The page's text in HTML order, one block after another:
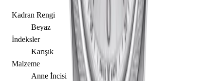
Kadran Rengi
Beyaz
İndeksler
Karışık
Malzeme
Anne İncisi